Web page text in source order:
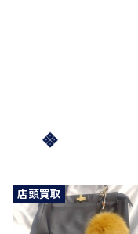
店頭買取